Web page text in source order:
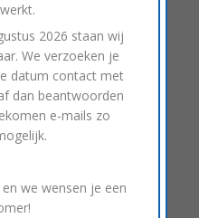
smartphone wordt
of je 1-din
als een harde schijf.
je smartphone gebruikt
inbouwsysteem
het
is geschikt voor
Android voor de
2026 staan wij
We verzoeken je
datum contact met
dan beantwoorden
e-mails zo
we wensen je een